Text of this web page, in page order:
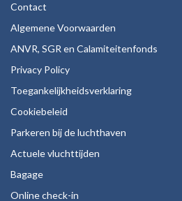
Contact
Algemene Voorwaarden
ANVR, SGR en Calamiteitenfonds
Privacy Policy
Toegankelijkheidsverklaring
Cookiebeleid
Parkeren bij de luchthaven
Actuele vluchttijden
Bagage
Online check-in